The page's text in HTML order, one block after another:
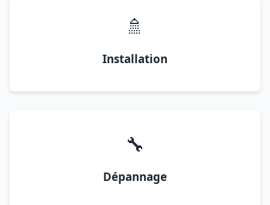
🚿
Installation
🔧
Dépannage